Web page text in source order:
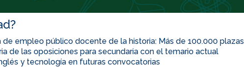
empleo público docente de la historia: Más de 100.000 plazas
de las oposiciones para secundaria con el temario actual
y tecnología en futuras convocatorias